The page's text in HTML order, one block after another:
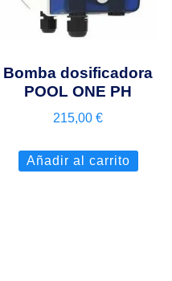
Bomba dosificadora
POOL ONE PH
215,00 €
Añadir al carrito